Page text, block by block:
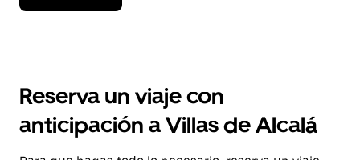
flecha
el
y
selecciona
una
Reserva un viaje con
anticipación a Villas de Alcalá